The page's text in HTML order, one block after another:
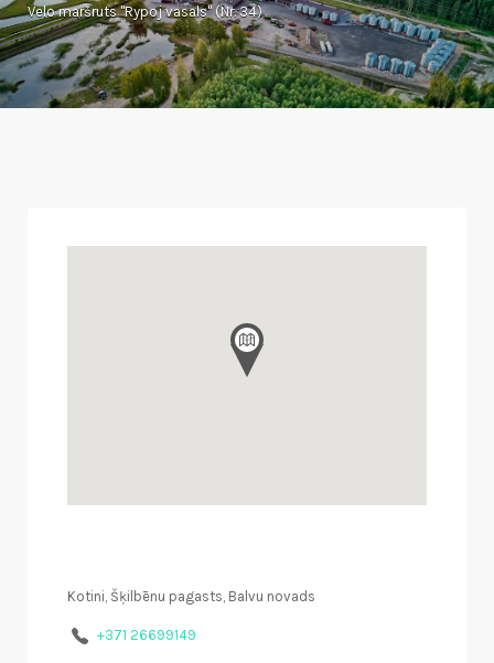
Velo maršruts "Rypoj vasals" (Nr. 34)
Kotini, Šķilbēnu pagasts, Balvu novads
+371 26699149